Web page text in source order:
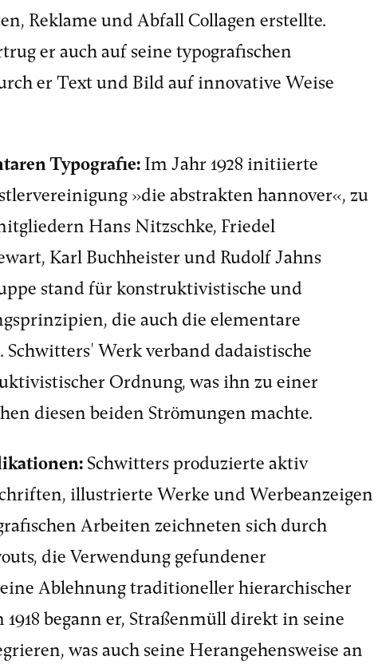
Reklame und Abfall Collagen erstellte.
er auch auf seine typografischen
er Text und Bild auf innovative Weise
Typografie: Im Jahr 1928 initiierte
»die abstrakten hannover«, zu
Hans Nitzschke, Friedel
Karl Buchheister und Rudolf Jahns
stand für konstruktivistische und
die auch die elementare
Schwitters' Werk verband dadaistische
Ordnung, was ihn zu einer
diesen beiden Strömungen machte.
Schwitters produzierte aktiv
illustrierte Werke und Werbeanzeigen
Arbeiten zeichneten sich durch
die Verwendung gefundener
Ablehnung traditioneller hierarchischer
1918 begann er, Straßenmüll direkt in seine
was auch seine Herangehensweise an